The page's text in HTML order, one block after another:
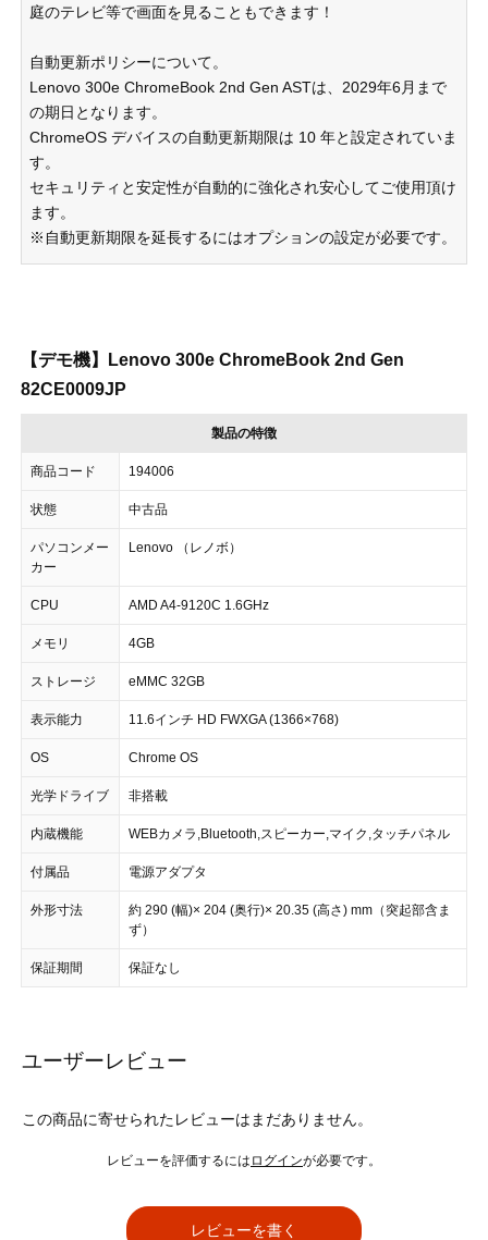
庭のテレビ等で画面を見ることもできます！
自動更新ポリシーについて。
Lenovo 300e ChromeBook 2nd Gen ASTは、2029年6月まで
の期日となります。
ChromeOS デバイスの自動更新期限は 10 年と設定されていま
す。
セキュリティと安定性が自動的に強化され安心してご使用頂け
ます。
※自動更新期限を延長するにはオプションの設定が必要です。
【デモ機】Lenovo 300e ChromeBook 2nd Gen
82CE0009JP
製品の特徴
商品コード 194006
状態 中古品
パソコンメー
カー
Lenovo （レノボ）
CPU AMD A4-9120C 1.6GHz
メモリ 4GB
ストレージ eMMC 32GB
表示能力 11.6インチ HD FWXGA (1366×768)
OS Chrome OS
光学ドライブ 非搭載
内蔵機能 WEBカメラ,Bluetooth,スピーカー,マイク,タッチパネル
付属品 電源アダプタ
外形寸法
約 290 (幅)× 204 (奥行)× 20.35 (高さ) mm（突起部含ま
ず）
保証期間 保証なし
ユーザーレビュー
この商品に寄せられたレビューはまだありません。
レビューを評価するには ログインが必要です。
レビューを書く